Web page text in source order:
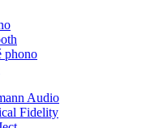
phono
Audio
Fidelity